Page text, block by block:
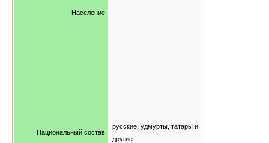
Население
Национальный состав
русские, удмурты, татары и
другие